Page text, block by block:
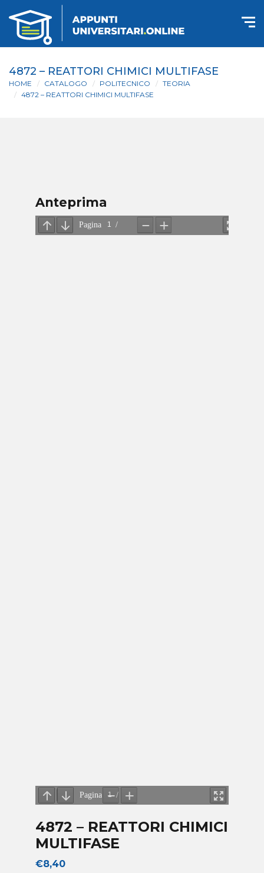
4872 – REATTORI CHIMICI MULTIFASE
HOME CATALOGO POLITECNICO
TEORIA
4872 – REATTORI CHIMICI MULTIFASE
Anteprima
4872 – REATTORI CHIMICI
MULTIFASE
€8,40